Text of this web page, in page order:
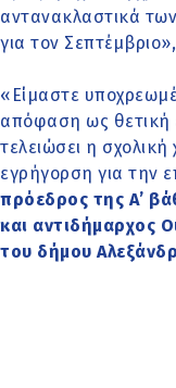
αντανακλαστικά
για τον
«Είμαστε
απόφαση ως θετική
τελειώσει η
εγρήγορση για την
πρόεδρος της Α’
και αντιδήμαρχος
του δήμου